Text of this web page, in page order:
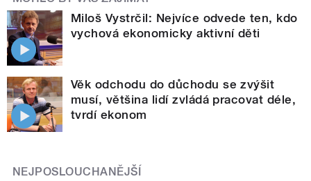
Miloš Vystrčil: Nejvíce odvede ten, kdo
vychová ekonomicky aktivní děti
Věk odchodu do důchodu se zvýšit
musí, většina lidí zvládá pracovat déle,
tvrdí ekonom
NEJPOSLOUCHANĚJŠÍ